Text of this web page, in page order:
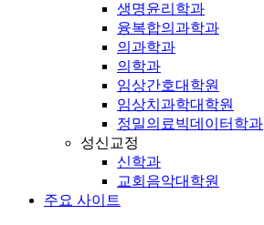
생명윤리학과
융복합의과학과
의과학과
의학과
임상간호대학원
임상치과학대학원
정밀의료빅데이터학과
성신교정
신학과
교회음악대학원
주요 사이트